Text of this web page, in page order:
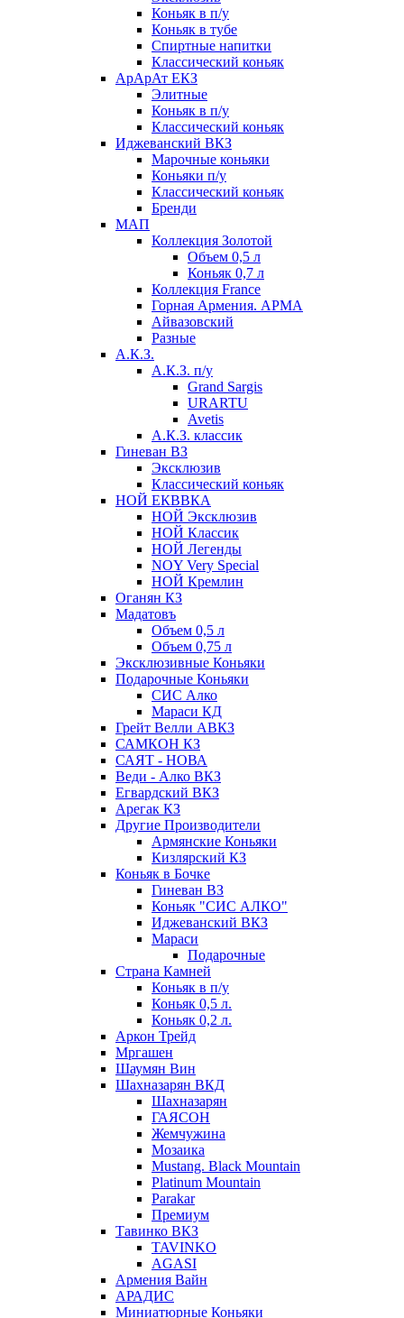
Коньяк в п/у
Коньяк в тубе
Спиртные напитки
Классический коньяк
АрАрАт ЕКЗ
Элитные
Коньяк в п/у
Классический коньяк
Иджеванский ВКЗ
Марочные коньяки
Коньяки п/у
Классический коньяк
Бренди
МАП
Коллекция Золотой
Объем 0,5 л
Коньяк 0,7 л
Коллекция France
Горная Армения. АРМА
Айвазовский
Разные
А.К.З.
А.К.З. п/у
Grand Sargis
URARTU
Avetis
А.К.З. классик
Гиневан ВЗ
Эксклюзив
Классический коньяк
НОЙ ЕКВВКА
НОЙ Эксклюзив
НОЙ Классик
НОЙ Легенды
NOY Very Speсial
НОЙ Кремлин
Оганян КЗ
Мадатовъ
Объем 0,5 л
Объем 0,75 л
Эксклюзивные Коньяки
Подарочные Коньяки
СИС Алко
Мараси КД
Грейт Велли АВКЗ
САМКОН КЗ
САЯТ - НОВА
Веди - Алко ВКЗ
Егвардский ВКЗ
Арегак КЗ
Другие Производители
Армянские Коньяки
Кизлярский КЗ
Коньяк в Бочке
Гиневан ВЗ
Коньяк "СИС АЛКО"
Иджеванский ВКЗ
Мараси
Подарочные
Страна Камней
Коньяк в п/у
Коньяк 0,5 л.
Коньяк 0,2 л.
Аркон Трейд
Мргашен
Шаумян Вин
Шахназарян ВКД
Шахназарян
ГАЯСОН
Жемчужина
Мозаика
Mustang. Black Mountain
Platinum Mountain
Parakar
Премиум
Тавинко ВКЗ
TAVINKO
AGASI
Армения Вайн
АРАДИС
Миниатюрные Коньяки